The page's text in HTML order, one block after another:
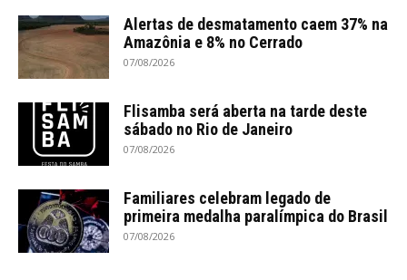
Alertas de desmatamento caem 37% na
Amazônia e 8% no Cerrado
07/08/2026
Flisamba será aberta na tarde deste
sábado no Rio de Janeiro
07/08/2026
Familiares celebram legado de
primeira medalha paralímpica do Brasil
07/08/2026